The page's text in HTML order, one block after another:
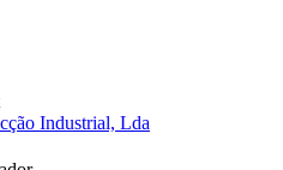
Industrial, Lda